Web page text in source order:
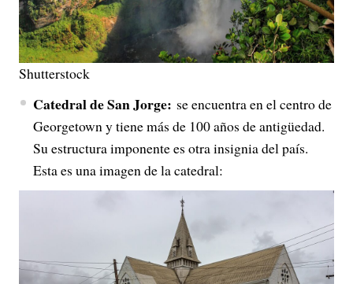
Shutterstock
Catedral de San Jorge: se encuentra en el centro de
Georgetown y tiene más de 100 años de antigüedad.
Su estructura imponente es otra insignia del país.
Esta es una imagen de la catedral: